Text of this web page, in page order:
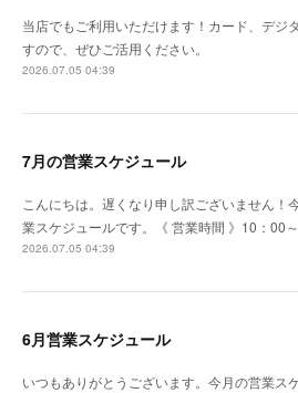
当店でもご利用いただけます！カード、デジ
すので、ぜひご活用ください。
2026.07.05 04:39
7月の営業スケジュール
こんにちは。遅くなり申し訳ございません！
業スケジュールです。《 営業時間 》10：00
2026.07.05 04:39
6月営業スケジュール
いつもありがとうございます。今月の営業ス